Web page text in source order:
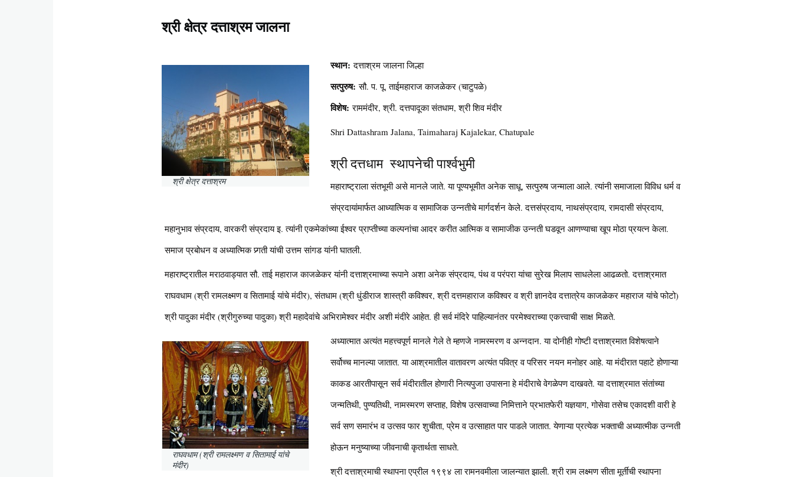
श्री क्षेत्र दत्ताश्रम जालना
श्री क्षेत्र दत्ताश्रम
स्थान:दत्ताश्रम जालना जिल्हा
सत्पुरुष:सौ. प. पू. ताईमहाराज काजळेकर (चाटुपळे)
विशेष:राममंदीर, श्री. दत्तपादूका संतधाम, श्री शिव मंदीर
Shri Dattashram Jalana, Taimaharaj Kajalekar, Chatupale
श्री दत्तधाम स्थापनेची पार्श्वभुमी
महाराष्ट्राला संतभूमी असे मानले जाते. या पूण्यभूमीत अनेक साधू, सत्पुरुष जन्माला आले. त्यांनी समाजाला विविध धर्म व
संप्रदायांमार्फत आध्यात्मिक व सामाजिक उन्नतीचे मार्गदर्शन केले. दत्तसंप्रदाय, नाथसंप्रदाय, रामदासी संप्रदाय,
महानुभाव संप्रदाय, वारकरी संप्रदाय इ. त्यांनी एकमेकांच्या ईश्वर प्राप्तीच्या कल्पनांचा आदर करीत आत्मिक व सामाजीक उन्नती घडवून आणण्याचा खूप मोठा प्रयत्न केला.
समाज प्रबोधन व अध्यात्मिक प्र्गती यांची उत्तम सांगड यांनी घातली.
महाराष्ट्रातील मराठवाड्यात सौ. ताई महाराज काजळेकर यांनी दत्ताश्रमाच्या रूपाने अशा अनेक संप्रदाय, पंथ व परंपरा यांचा सुरेख मिलाप साधलेला आढळतो. दत्ताश्रमात
राघवधाम (श्री रामलक्ष्मण व सितामाई यांचे मंदीर), संतधाम (श्री धुंडीराज शास्त्री कविश्वर, श्री दत्तमहाराज कविश्वर व श्री ज्ञानदेव दत्तात्रेय काजळेकर महाराज यांचे फोटो)
श्री पादुका मंदीर (श्रीगुरुच्या पादुका) श्री महादेवांचे अभिरामेश्वर मंदीर अशी मंदीरे आहेत. ही सर्व मंदिरे पाहिल्यानंतर परमेश्वराच्या एकत्त्वाची साक्ष मिळते.
राघवधाम (श्री रामलक्ष्मण व सितामाई यांचे
मंदीर)
अध्यात्मात अत्यंत महत्त्वपूर्ण मानले गेले ते म्हणजे नामस्मरण व अन्नदान. या दोनीही गोष्टी दत्ताश्रमात विशेषत्वाने
सर्वोच्च मानल्या जातात. या आश्रमातील वातावरण अत्यंत पवित्र व परिसर नयन मनोहर आहे. या मंदीरात पहाटे होणाऱ्या
काकड आरतीपासून सर्व मंदीरातील होणारी नित्यपुजा उपासना हे मंदीराचे वेगळेपण दाखवते. या दत्ताश्रमात संतांच्या
जन्मतिथी, पुण्यतिथी, नामस्मरण सप्ताह, विशेष उत्सवाच्या निमित्ताने प्रभातफेरी यज्ञयाग, गोसेवा तसेच एकादशी वारी हे
सर्व सण समारंभ व उत्सव फार शुचीता, प्रेम व उत्साहात पार पाडले जातात. येणाऱ्या प्रत्येक भक्ताची अध्यात्मीक उन्नती
होऊन मनुष्याच्या जीवनाची कृतार्थता साधते.
श्री दत्ताश्रमाची स्थापना एप्रील १९९४ ला रामनवमीला जालन्यात झाली. श्री राम लक्ष्मण सीता मूर्तीची स्थापना